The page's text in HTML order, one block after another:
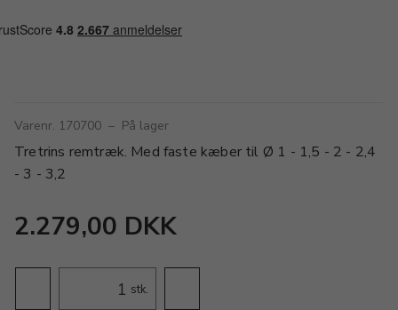
Varenr. 170700 – På lager
Tretrins remtræk. Med faste kæber til Ø 1 - 1,5 - 2 - 2,4
- 3 - 3,2
2.279,00 DKK
stk.